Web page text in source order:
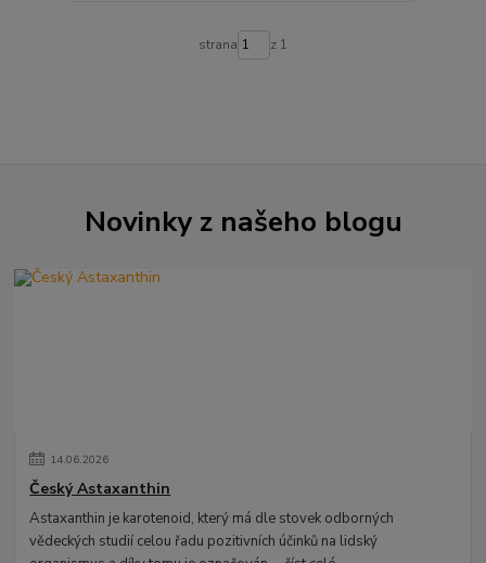
strana z 1
Novinky z našeho blogu
14.06.2026
Český Astaxanthin
Astaxanthin je karotenoid, který má dle stovek odborných
vědeckých studií celou řadu pozitivních účinků na lidský